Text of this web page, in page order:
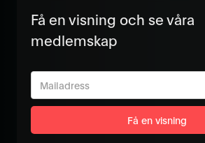
Få en visning och se våra
medlemskap